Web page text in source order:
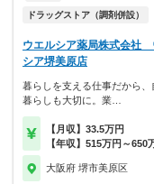
ドラッグストア（調剤併設）
ウエルシア薬局株式会社
シア堺美原店
暮らしを支える仕事だから、
暮らしも大切に。業…
【月収】33.5万円
【年収】515万円～650
大阪府 堺市美原区